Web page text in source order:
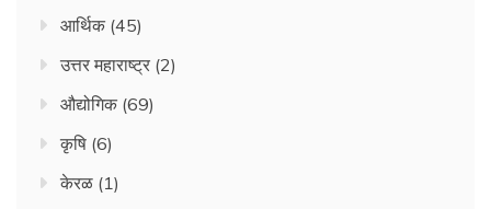
आर्थिक (45)
उत्तर महाराष्ट्र (2)
औद्योगिक (69)
कृषि (6)
केरळ (1)